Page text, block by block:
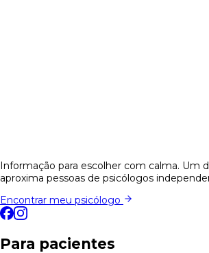
Informação para escolher com calma. Um
aproxima pessoas de psicólogos
Encontrar meu psicólogo
Para pacientes